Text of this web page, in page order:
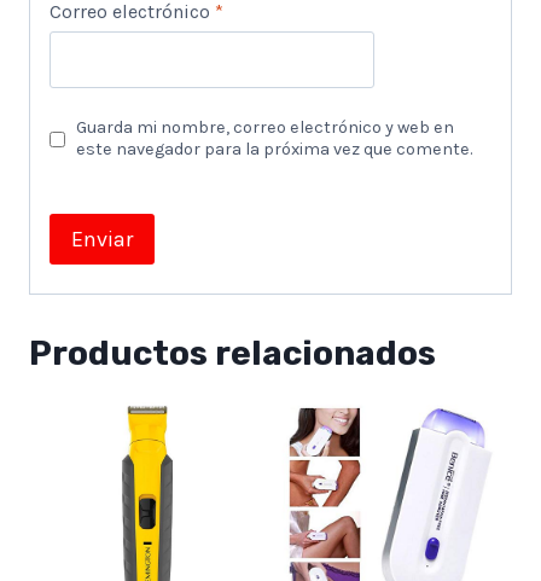
Correo electrónico *
Guarda mi nombre, correo electrónico y web en
este navegador para la próxima vez que comente.
Productos relacionados